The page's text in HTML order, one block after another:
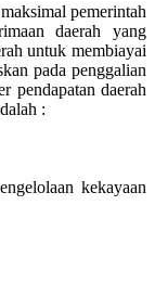
pemerintah
daerah yang
untuk membiayai
pada penggalian
pendapatan daerah
:
kekayaan